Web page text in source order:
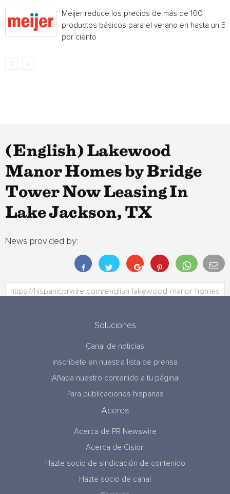
Meijer reduce los precios de más de 100
productos básicos para el verano en hasta un
por ciento
(English) Lakewood
Manor Homes by Bridge
Tower Now Leasing In
Lake Jackson, TX
News provided by:
Soluciones
Canal de noticias
Inscríbete en nuestra lista de prensa
¡Añada nuestro contenido a tu página!
Para publicaciones hispanas
Acerca
Acerca de PR Newswire
Acerca de Cision
Hazte socio de sindicación de contenido
Hazte socio de canal